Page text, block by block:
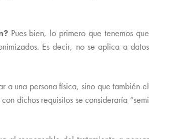
Pues bien, lo primero que tenemos que
Es decir, no se aplica a datos
a una persona física, sino que también el
dichos requisitos se consideraría “semi